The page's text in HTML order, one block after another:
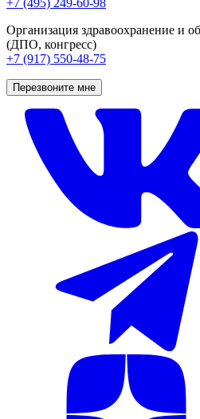
Организация здравоохранение и
(ДПО, конгресс)
+7 (917) 550-48-75
Перезвоните мне